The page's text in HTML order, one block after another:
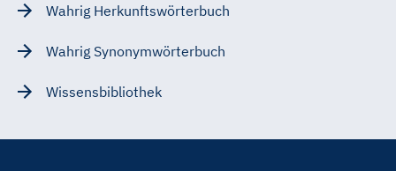
Wahrig Herkunftswörterbuch
Wahrig Synonymwörterbuch
Wissensbibliothek